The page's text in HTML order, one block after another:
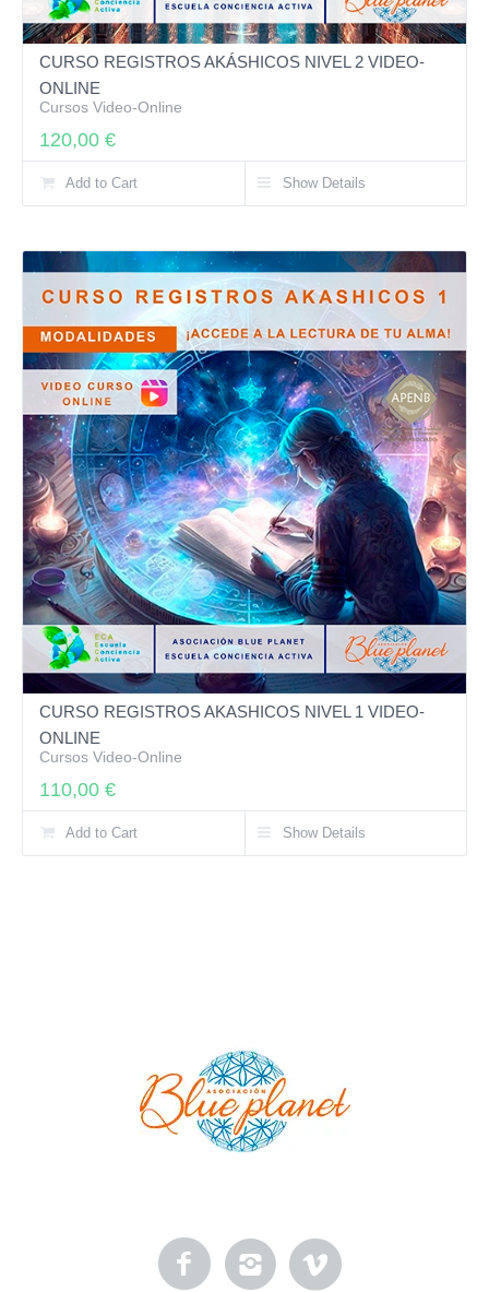
CURSO REGISTROS AKÁSHICOS NIVEL 2 VIDEO-
ONLINE
Cursos Video-Online
120,00€
Add to Cart Show Details
CURSO REGISTROS AKASHICOS NIVEL 1 VIDEO-
ONLINE
Cursos Video-Online
110,00€
Add to Cart Show Details